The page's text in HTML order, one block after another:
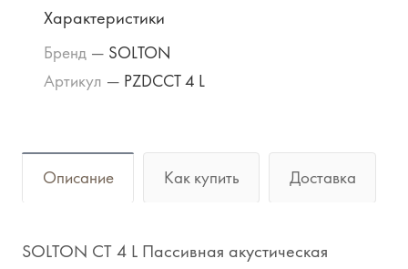
Характеристики
Бренд — SOLTON
Артикул — PZDCCT 4 L
Описание Как купить Доставка
SOLTON CT 4 L Пассивная акустическая